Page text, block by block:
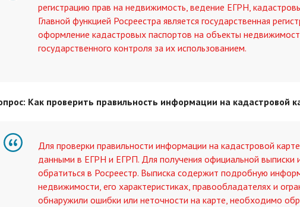
регистрацию прав на недвижимость, ведение ЕГРН,
Главной функцией Росреестра является государственная
оформление кадастровых паспортов на объекты
государственного контроля за их использованием.
Как проверить правильность информации на кадастровой
Для проверки правильности информации на кадастровой
данными в ЕГРН и ЕГРП. Для получения официальной
обратиться в Росреестр. Выписка содержит подробную
недвижимости, его характеристиках, правообладателях и
обнаружили ошибки или неточности на карте, необходимо